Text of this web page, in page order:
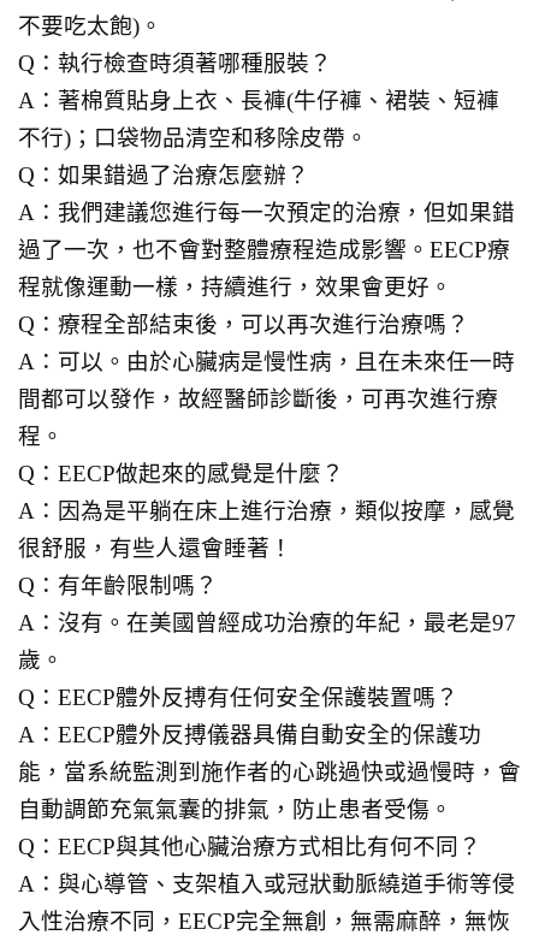
不要吃太飽)。
Q：執行檢查時須著哪種服裝？
A：著棉質貼身上衣、長褲(牛仔褲、裙裝、短褲
不行)；口袋物品清空和移除皮帶。
Q：如果錯過了治療怎麼辦？
A：我們建議您進行每一次預定的治療，但如果錯
過了一次，也不會對整體療程造成影響。EECP療
程就像運動一樣，持續進行，效果會更好。
Q：療程全部結束後，可以再次進行治療嗎？
A：可以。由於心臟病是慢性病，且在未來任一時
間都可以發作，故經醫師診斷後，可再次進行療
程。
Q：EECP做起來的感覺是什麼？
A：因為是平躺在床上進行治療，類似按摩，感覺
很舒服，有些人還會睡著！
Q：有年齡限制嗎？
A：沒有。在美國曾經成功治療的年紀，最老是97
歲。
Q：EECP體外反搏有任何安全保護裝置嗎？
A：EECP體外反搏儀器具備自動安全的保護功
能，當系統監測到施作者的心跳過快或過慢時，會
自動調節充氣氣囊的排氣，防止患者受傷。
Q：EECP與其他心臟治療方式相比有何不同？
A：與心導管、支架植入或冠狀動脈繞道手術等侵
入性治療不同，EECP完全無創，無需麻醉，無恢